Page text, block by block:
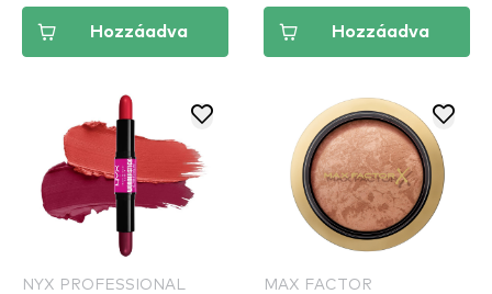
Hozzáadva Hozzáadva
NYX PROFESSIONAL
MAX FACTOR